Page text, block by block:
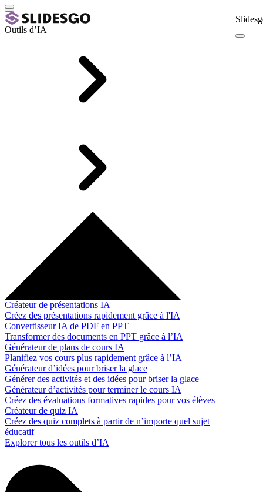
Outils d’IA
Créateur de présentations IA
Créez des présentations rapidement grâce à l'IA
Convertisseur IA de PDF en PPT
Transformer des documents en PPT grâce à l’IA
Générateur de plans de cours IA
Planifiez vos cours plus rapidement grâce à l’IA
Générateur d’idées pour briser la glace
Générer des activités et des idées pour briser la glace
Générateur d’activités pour terminer le cours IA
Créez des évaluations formatives rapides pour vos élèves
Créateur de quiz IA
Créez des quiz complets à partir de n’importe quel sujet
éducatif
Explorer tous les outils d’IA